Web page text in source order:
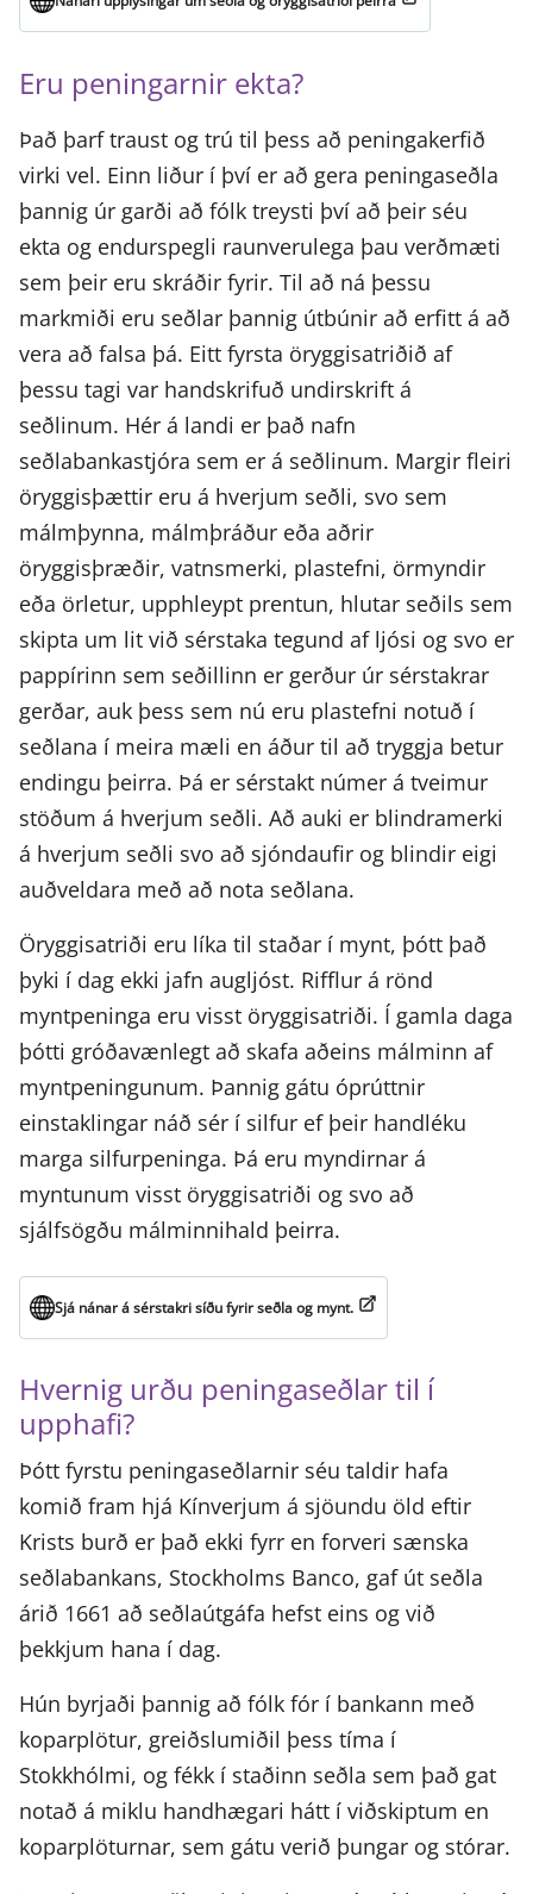
Eru peningarnir ekta?
Það þarf traust og trú til þess að peningakerfið
virki vel. Einn liður í því er að gera peningaseðla
þannig úr garði að fólk treysti því að þeir séu
ekta og endurspegli raunverulega þau verðmæti
sem þeir eru skráðir fyrir. Til að ná þessu
markmiði eru seðlar þannig útbúnir að erfitt á að
vera að falsa þá. Eitt fyrsta öryggisatriðið af
þessu tagi var handskrifuð undirskrift á
seðlinum. Hér á landi er það nafn
seðlabankastjóra sem er á seðlinum. Margir fleiri
öryggisþættir eru á hverjum seðli, svo sem
málmþynna, málmþráður eða aðrir
öryggisþræðir, vatnsmerki, plastefni, örmyndir
eða örletur, upphleypt prentun, hlutar seðils sem
skipta um lit við sérstaka tegund af ljósi og svo er
pappírinn sem seðillinn er gerður úr sérstakrar
gerðar, auk þess sem nú eru plastefni notuð í
seðlana í meira mæli en áður til að tryggja betur
endingu þeirra. Þá er sérstakt númer á tveimur
stöðum á hverjum seðli. Að auki er blindramerki
á hverjum seðli svo að sjóndaufir og blindir eigi
auðveldara með að nota seðlana.
Öryggisatriði eru líka til staðar í mynt, þótt það
þyki í dag ekki jafn augljóst. Rifflur á rönd
myntpeninga eru visst öryggisatriði. Í gamla daga
þótti gróðavænlegt að skafa aðeins málminn af
myntpeningunum. Þannig gátu óprúttnir
einstaklingar náð sér í silfur ef þeir handléku
marga silfurpeninga. Þá eru myndirnar á
myntunum visst öryggisatriði og svo að
sjálfsögðu málminnihald þeirra.
Sjá nánar á sérstakri síðu fyrir seðla og mynt.
Hvernig urðu peningaseðlar til í
upphafi?
Þótt fyrstu peningaseðlarnir séu taldir hafa
komið fram hjá Kínverjum á sjöundu öld eftir
Krists burð er það ekki fyrr en forveri sænska
seðlabankans, Stockholms Banco, gaf út seðla
árið 1661 að seðlaútgáfa hefst eins og við
þekkjum hana í dag.
Hún byrjaði þannig að fólk fór í bankann með
koparplötur, greiðslumiðil þess tíma í
Stokkhólmi, og fékk í staðinn seðla sem það gat
notað á miklu handhægari hátt í viðskiptum en
koparplöturnar, sem gátu verið þungar og stórar.